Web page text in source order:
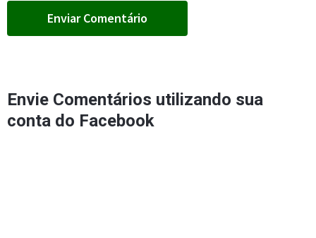
Envie Comentários utilizando sua
conta do Facebook